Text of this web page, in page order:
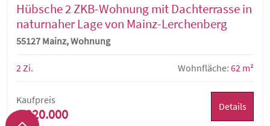
Hübsche 2 ZKB-Wohnung mit Dachterrasse in
naturnaher Lage von Mainz-Lerchenberg
55127 Mainz, Wohnung
2 Zi. Wohnfläche: 62 m²
Kaufpreis
€ 220.000 Details